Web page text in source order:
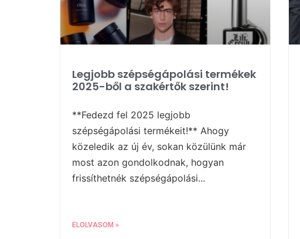
Legjobb szépségápolási termékek
2025-ből a szakértők szerint!
**Fedezd fel 2025 legjobb
szépségápolási termékeit!** Ahogy
közeledik az új év, sokan közülünk már
most azon gondolkodnak, hogyan
frissíthetnék szépségápolási...
ELOLVASOM »